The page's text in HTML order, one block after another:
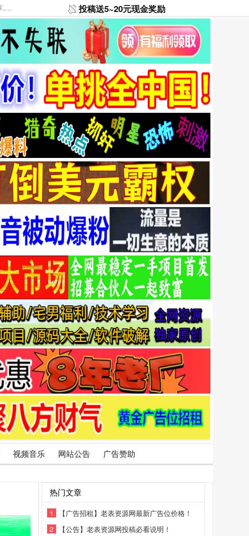
本网站提供资源工具下载，大老表资源工具，大表哥资源网软件工具，大老表资源下载，活动线报福利资源分享,活动线报，大型网游经典游戏，网络热门技术游戏辅助交流与分享。 投稿送5~20元现金奖励
视频音乐 网站公告 广告赞助
热门文章
1
【广告招租】老表资源网最新广告位价格！
2
【公告】老表资源网投稿必看说明！